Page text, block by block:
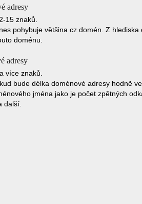
adresy
15 znaků.
pohybuje většina cz domén. Z
doménu.
adresy
více znaků.
bude délka doménové adresy hodně
jména jako je počet zpětných
další.